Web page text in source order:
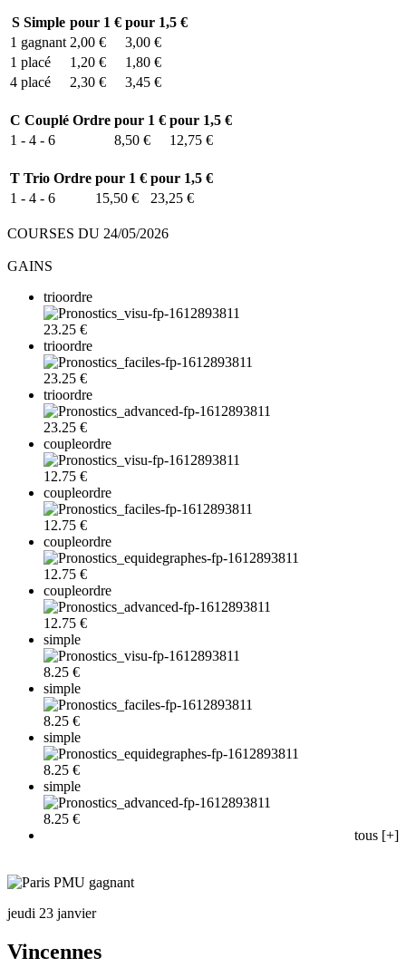
SSimple pour 1 € pour 1,5 €
1 gagnant 2,00 €
3,00 €
1 placé 1,20 €
1,80 €
4 placé 2,30 € 3,45 €
C Couplé Ordre pour 1 € pour 1,5 €
1 - 4 - 6
8,50 € 12,75 €
T Trio Ordre pour 1 € pour 1,5 €
1 - 4 - 6
15,50 € 23,25 €
COURSES DU 24/05/2026
GAINS
trioordre
23.25 €
trioordre
23.25 €
trioordre
23.25 €
coupleordre
12.75 €
coupleordre
12.75 €
coupleordre
12.75 €
coupleordre
12.75 €
simple
8.25 €
simple
8.25 €
simple
8.25 €
simple
8.25 €
tous [+]
jeudi 23 janvier
Vincennes